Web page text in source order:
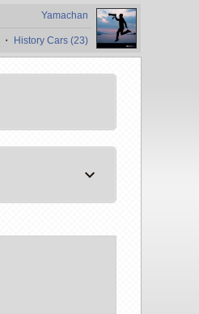
Yamachan
・ History Cars (23)
keyboard_arrow_down